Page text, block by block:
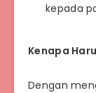
kepada
Kenapa
Dengan